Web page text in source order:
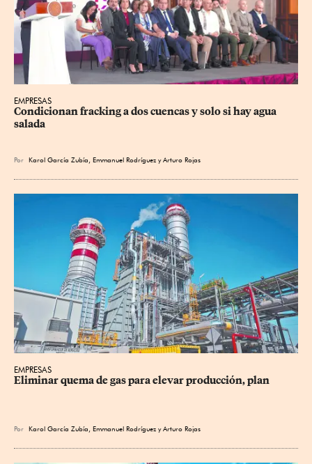
EMPRESAS
Condicionan fracking a dos cuencas y solo si hay agua
salada
Por Karol García Zubía Emmanuel Rodríguez yArturo Rojas
EMPRESAS
Eliminar quema de gas para elevar producción, plan
Por Karol García Zubía, Emmanuel Rodríguez yArturo Rojas